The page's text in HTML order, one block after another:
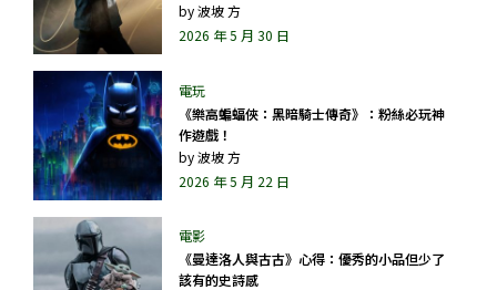
by波坡 方
2026 年 5 月 30 日
《樂高蝙蝠俠：黑暗騎士傳奇》：粉絲必玩神
作遊戲！
by波坡 方
2026 年 5 月 22 日
《曼達洛人與古古》心得：優秀的小品但少了
該有的史詩感